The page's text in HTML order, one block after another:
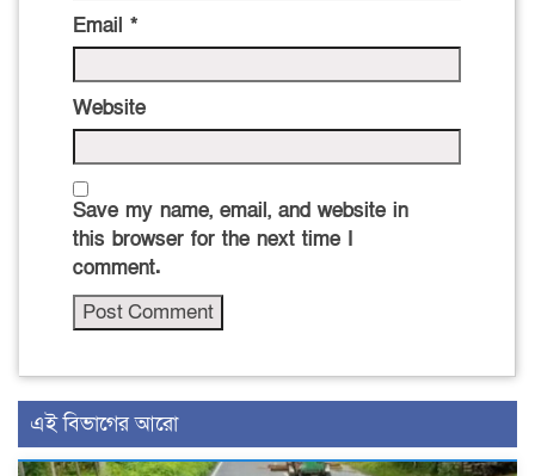
Email *
Website
Save my name, email, and website in
this browser for the next time I
comment.
এই বিভাগের আরো